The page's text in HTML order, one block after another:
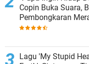
Copin Buka Suara,
Pembongkaran
Sepihak
Lagu 'My Stupid